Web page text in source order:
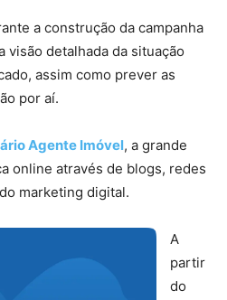
a construção da campanha
visão detalhada da situação
assim como prever as
por aí.
Agente Imóvel, a grande
online através de blogs, redes
marketing digital.
A
partir
do